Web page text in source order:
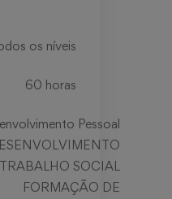
os níveis
60 horas
Pessoal
SOCIAL
FORMAÇÃO DE